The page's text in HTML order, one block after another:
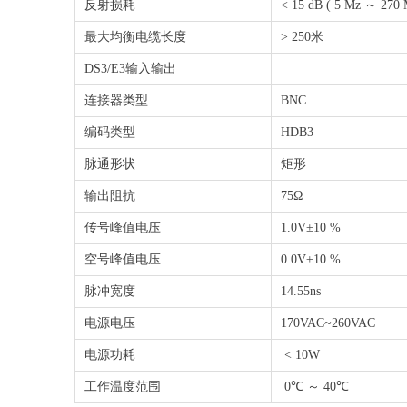
反射损耗 < 15 dB ( 5 Mz ～ 270
最大均衡电缆长度 > 250米
DS3/E3输入输出
连接器类型 BNC
编码类型 HDB3
脉通形状 矩形
输出阻抗 75Ω
传号峰值电压 1.0V±10 %
空号峰值电压 0.0V±10 %
脉冲宽度 14.55ns
电源电压 170VAC~260VAC
电源功耗 < 10W
工作温度范围 0℃ ～ 40℃